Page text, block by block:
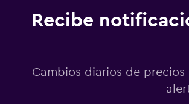
Recibe
Cambios diarios de